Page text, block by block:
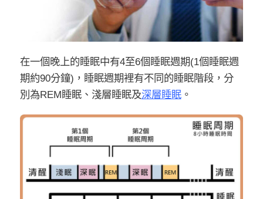
在一個晚上的睡眠中有4至6個睡眠週期(1個睡眠週
期約90分鐘)，睡眠週期裡有不同的睡眠階段，分
別為REM睡眠、淺層睡眠及深層睡眠。